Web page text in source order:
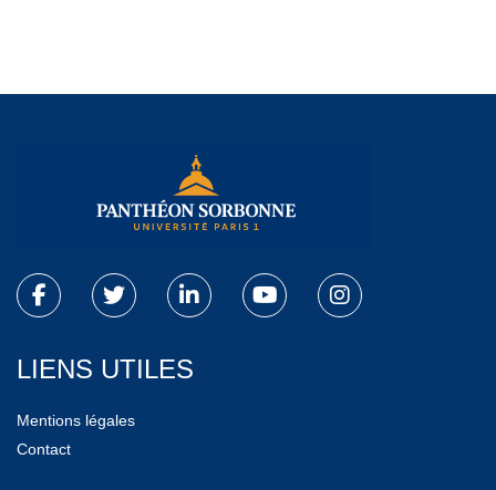
LIENS UTILES
Mentions légales
Contact